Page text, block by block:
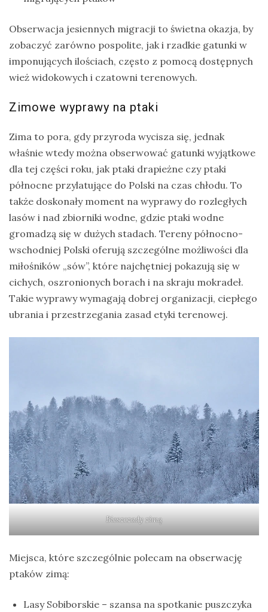
Obserwacja jesiennych migracji to świetna okazja, by
zobaczyć zarówno pospolite, jak i rzadkie gatunki w
imponujących ilościach, często z pomocą dostępnych
wież widokowych i czatowni terenowych.
Zimowe wyprawy na ptaki
Zima to pora, gdy przyroda wycisza się, jednak
właśnie wtedy można obserwować gatunki wyjątkowe
dla tej części roku, jak ptaki drapieżne czy ptaki
północne przylatujące do Polski na czas chłodu. To
także doskonały moment na wyprawy do rozległych
lasów i nad zbiorniki wodne, gdzie ptaki wodne
gromadzą się w dużych stadach. Tereny północno-
wschodniej Polski oferują szczególne możliwości dla
miłośników „sów”, które najchętniej pokazują się w
cichych, oszronionych borach i na skraju mokradeł.
Takie wyprawy wymagają dobrej organizacji, ciepłego
ubrania i przestrzegania zasad etyki terenowej.
Bieszczady zimą
Miejsca, które szczególnie polecam na obserwację
ptaków zimą:
Lasy Sobiborskie – szansa na spotkanie puszczyka